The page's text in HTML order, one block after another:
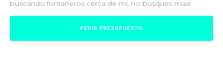
buscando fontaneros cerca de mí, no busques más!
PEDIR PRESUPUESTO